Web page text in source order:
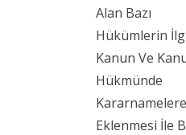
Alan Bazı
Hükümlerin
Kanun Ve
Hükmünde
Kararnamelere
Eklenmesi İle